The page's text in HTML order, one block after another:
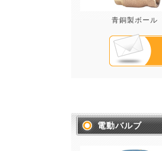
青銅製ボール
電動バルブ